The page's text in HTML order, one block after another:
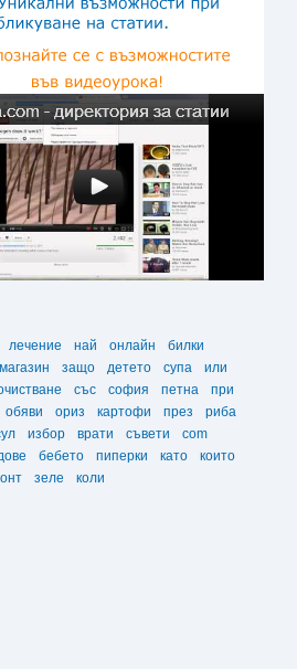
лечение най онлайн
билки
магазин защо детето супа
или
със софия петна
при
обяви ориз картофи през
риба
избор врати съвети
com
бебето пиперки като
които
зеле коли